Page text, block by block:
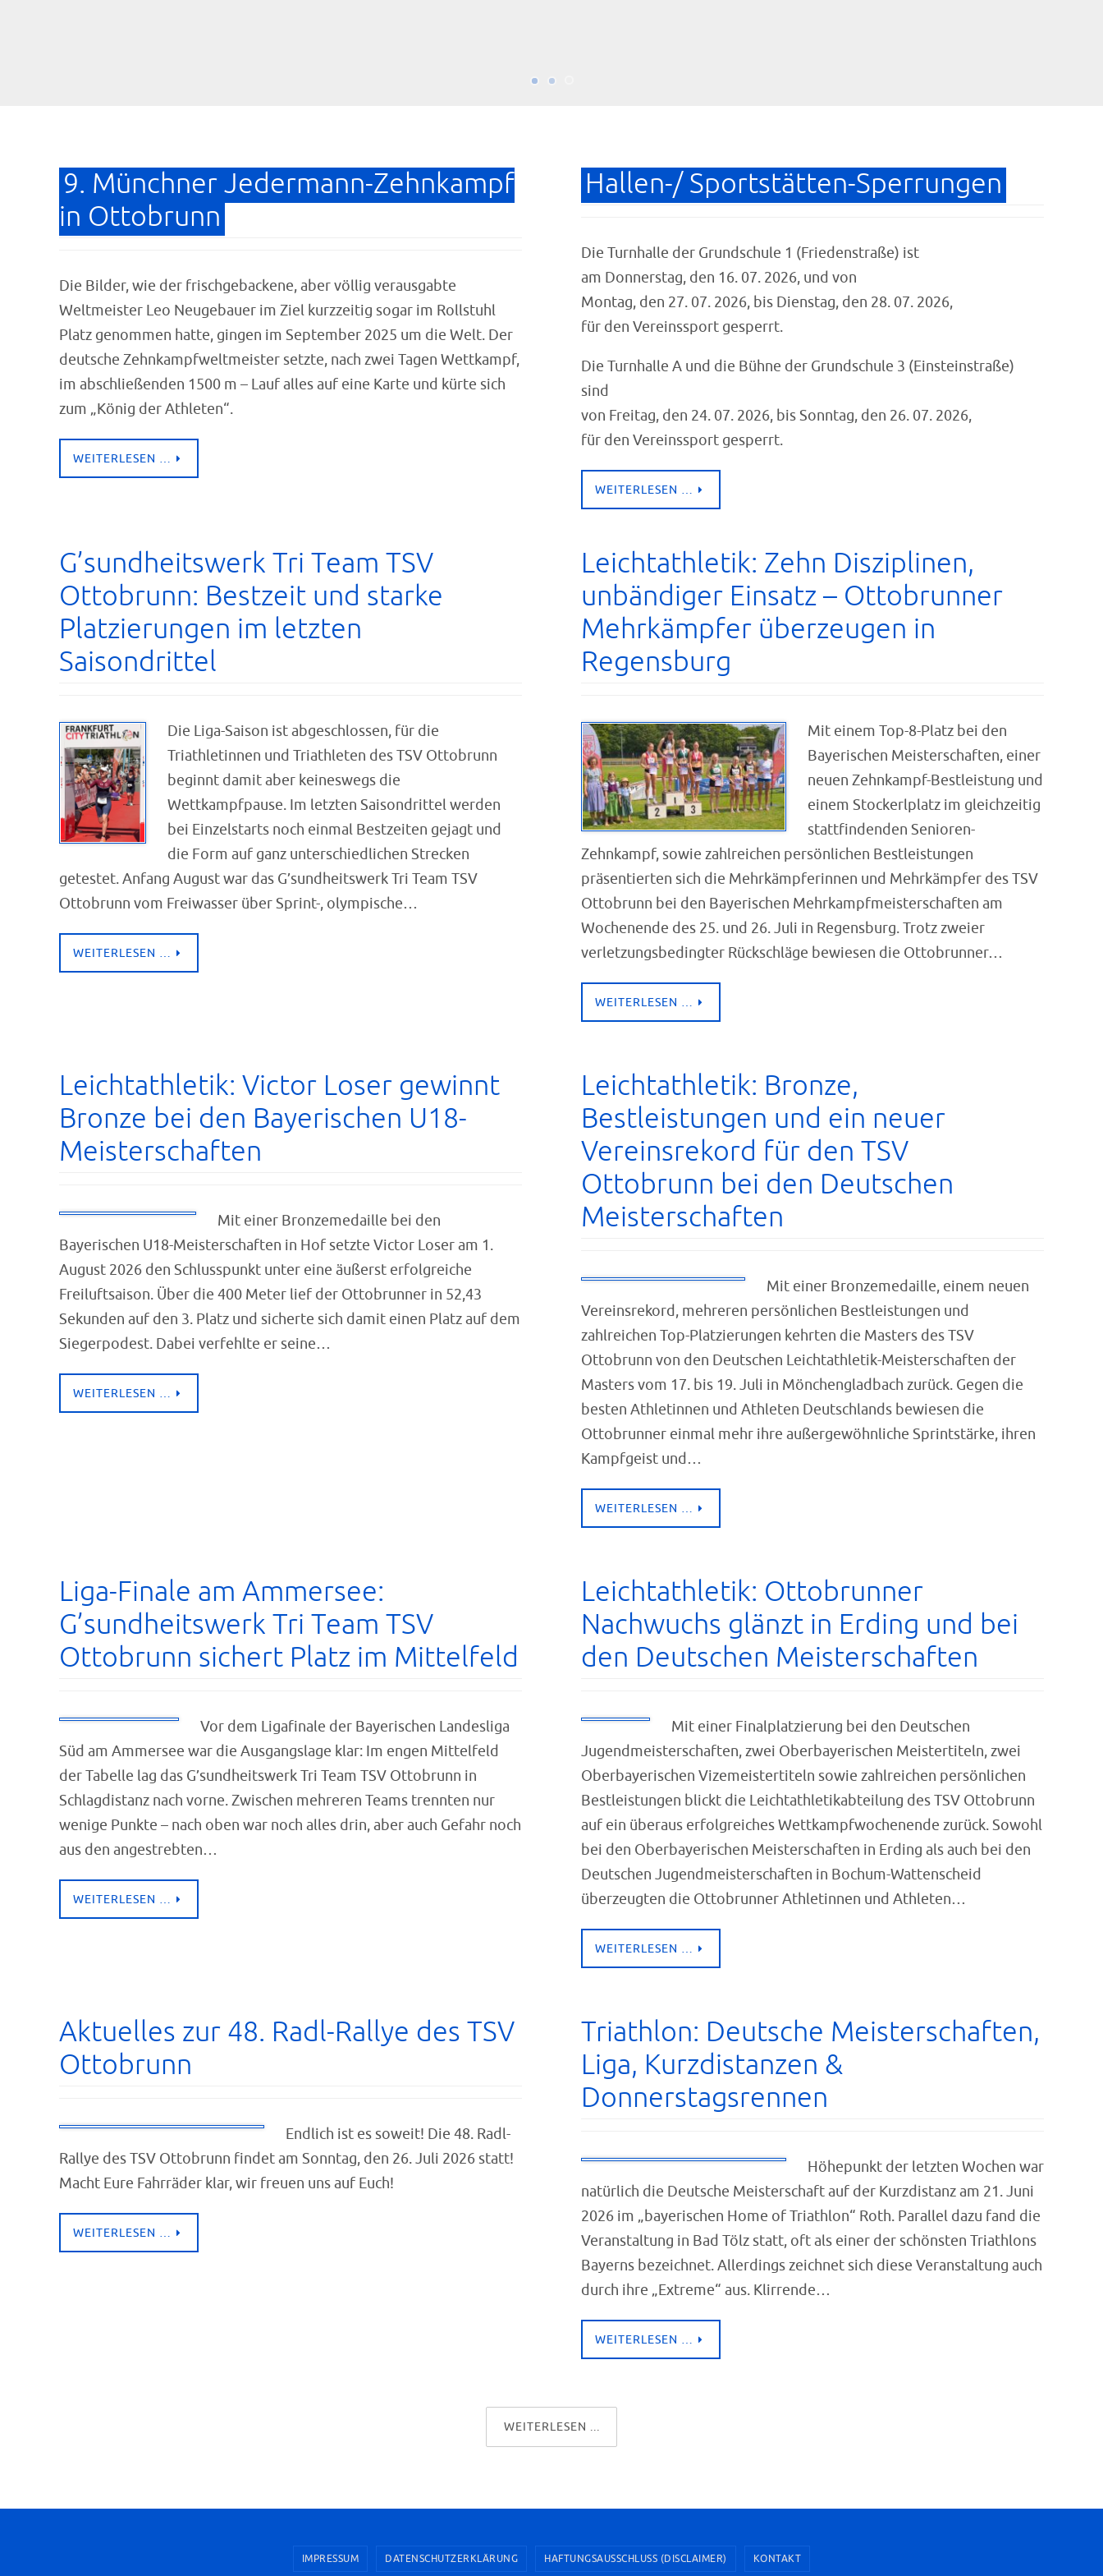
9. Münchner Jedermann-Zehnkampf
in Ottobrunn
Die Bilder, wie der frischgebackene, aber völlig verausgabte
Weltmeister Leo Neugebauer im Ziel kurzzeitig sogar im Rollstuhl
Platz genommen hatte, gingen im September 2025 um die Welt. Der
deutsche Zehnkampfweltmeister setzte, nach zwei Tagen Wettkampf,
im abschließenden 1500 m – Lauf alles auf eine Karte und kürte sich
zum „König der Athleten“.
WEITERLESEN …
Hallen-/ Sportstätten-Sperrungen
Die Turnhalle der Grundschule 1 (Friedenstraße) ist
am Donnerstag, den 16. 07. 2026, und von
Montag, den 27. 07. 2026, bis Dienstag, den 28. 07. 2026,
für den Vereinssport gesperrt.
Die Turnhalle A und die Bühne der Grundschule 3 (Einsteinstraße)
sind
von Freitag, den 24. 07. 2026, bis Sonntag, den 26. 07. 2026,
für den Vereinssport gesperrt.
WEITERLESEN …
G’sundheitswerk Tri Team TSV
Ottobrunn: Bestzeit und starke
Platzierungen im letzten
Saisondrittel
Die Liga-Saison ist abgeschlossen, für die
Triathletinnen und Triathleten des TSV Ottobrunn
beginnt damit aber keineswegs die
Wettkampfpause. Im letzten Saisondrittel werden
bei Einzelstarts noch einmal Bestzeiten gejagt und
die Form auf ganz unterschiedlichen Strecken
getestet. Anfang August war das G’sundheitswerk Tri Team TSV
Ottobrunn vom Freiwasser über Sprint-, olympische…
WEITERLESEN …
Leichtathletik: Zehn Disziplinen,
unbändiger Einsatz – Ottobrunner
Mehrkämpfer überzeugen in
Regensburg
Mit einem Top-8-Platz bei den
Bayerischen Meisterschaften, einer
neuen Zehnkampf-Bestleistung und
einem Stockerlplatz im gleichzeitig
stattfindenden Senioren-
Zehnkampf, sowie zahlreichen persönlichen Bestleistungen
präsentierten sich die Mehrkämpferinnen und Mehrkämpfer des TSV
Ottobrunn bei den Bayerischen Mehrkampfmeisterschaften am
Wochenende des 25. und 26. Juli in Regensburg. Trotz zweier
verletzungsbedingter Rückschläge bewiesen die Ottobrunner…
WEITERLESEN …
Leichtathletik: Victor Loser gewinnt
Bronze bei den Bayerischen U18-
Meisterschaften
Mit einer Bronzemedaille bei den
Bayerischen U18-Meisterschaften in Hof setzte Victor Loser am 1.
August 2026 den Schlusspunkt unter eine äußerst erfolgreiche
Freiluftsaison. Über die 400 Meter lief der Ottobrunner in 52,43
Sekunden auf den 3. Platz und sicherte sich damit einen Platz auf dem
Siegerpodest. Dabei verfehlte er seine…
WEITERLESEN …
Leichtathletik: Bronze,
Bestleistungen und ein neuer
Vereinsrekord für den TSV
Ottobrunn bei den Deutschen
Meisterschaften
Mit einer Bronzemedaille, einem neuen
Vereinsrekord, mehreren persönlichen Bestleistungen und
zahlreichen Top-Platzierungen kehrten die Masters des TSV
Ottobrunn von den Deutschen Leichtathletik-Meisterschaften der
Masters vom 17. bis 19. Juli in Mönchengladbach zurück. Gegen die
besten Athletinnen und Athleten Deutschlands bewiesen die
Ottobrunner einmal mehr ihre außergewöhnliche Sprintstärke, ihren
Kampfgeist und…
WEITERLESEN …
Liga-Finale am Ammersee:
G’sundheitswerk Tri Team TSV
Ottobrunn sichert Platz im Mittelfeld
Vor dem Ligafinale der Bayerischen Landesliga
Süd am Ammersee war die Ausgangslage klar: Im engen Mittelfeld
der Tabelle lag das G’sundheitswerk Tri Team TSV Ottobrunn in
Schlagdistanz nach vorne. Zwischen mehreren Teams trennten nur
wenige Punkte – nach oben war noch alles drin, aber auch Gefahr noch
aus den angestrebten…
WEITERLESEN …
Leichtathletik: Ottobrunner
Nachwuchs glänzt in Erding und bei
den Deutschen Meisterschaften
Mit einer Finalplatzierung bei den Deutschen
Jugendmeisterschaften, zwei Oberbayerischen Meistertiteln, zwei
Oberbayerischen Vizemeistertiteln sowie zahlreichen persönlichen
Bestleistungen blickt die Leichtathletikabteilung des TSV Ottobrunn
auf ein überaus erfolgreiches Wettkampfwochenende zurück. Sowohl
bei den Oberbayerischen Meisterschaften in Erding als auch bei den
Deutschen Jugendmeisterschaften in Bochum-Wattenscheid
überzeugten die Ottobrunner Athletinnen und Athleten…
WEITERLESEN …
Aktuelles zur 48. Radl-Rallye des TSV
Ottobrunn
Endlich ist es soweit! Die 48. Radl-
Rallye des TSV Ottobrunn findet am Sonntag, den 26. Juli 2026 statt!
Macht Eure Fahrräder klar, wir freuen uns auf Euch!
WEITERLESEN …
Triathlon: Deutsche Meisterschaften,
Liga, Kurzdistanzen &
Donnerstagsrennen
Höhepunkt der letzten Wochen war
natürlich die Deutsche Meisterschaft auf der Kurzdistanz am 21. Juni
2026 im „bayerischen Home of Triathlon“ Roth. Parallel dazu fand die
Veranstaltung in Bad Tölz statt, oft als einer der schönsten Triathlons
Bayerns bezeichnet. Allerdings zeichnet sich diese Veranstaltung auch
durch ihre „Extreme“ aus. Klirrende…
WEITERLESEN …
WEITERLESEN ...
DATENSCHUTZERKLÄRUNG HAFTUNGSAUSSCHLUSS (DISCLAIMER)